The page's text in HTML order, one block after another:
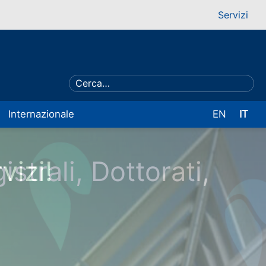
Servizi
Internazionale EN IT
Dottorati,
scopri l'Ateneo!